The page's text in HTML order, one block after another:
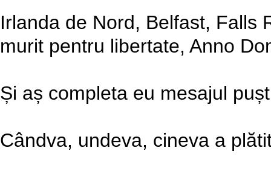
Irlanda de Nord, Belfast, Falls
murit pentru libertate, Anno
Și aș completa eu mesajul
Cândva, undeva, cineva a